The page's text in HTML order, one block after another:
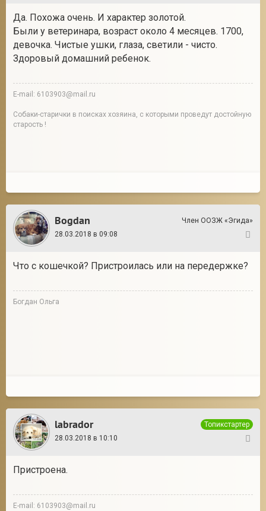
Да. Похожа очень. И характер золотой.
Были у ветеринара, возраст около 4 месяцев. 1700,
девочка. Чистые ушки, глаза, светили - чисто.
Здоровый домашний ребенок.
E-mail: 6103903@mail.ru
Собаки-старички в поисках хозяина, с которыми проведут достойную
старость !
Bogdan
Член ООЗЖ «Эгида»
28.03.2018 в 09:08
Что с кошечкой? Пристроилась или на передержке?
Богдан Ольга
labrador
Топикстартер
28.03.2018 в 10:10
Пристроена.
E-mail: 6103903@mail.ru